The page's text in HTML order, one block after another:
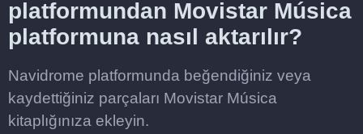
platformundan Movistar Música
platformuna nasıl aktarılır?
Navidrome platformunda beğendiğiniz veya
kaydettiğiniz parçaları Movistar Música
kitaplığınıza ekleyin.